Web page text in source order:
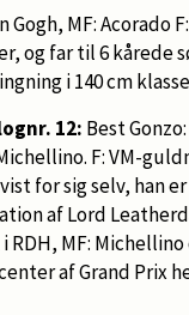
Gogh, MF: Acorado
og far til 6 kårede
i 140 cm
12: Best
F: VM-
for sig selv, han
af Lord
MF: Michellino
af Grand Prix